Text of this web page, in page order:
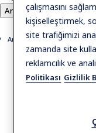
Ara
Ana Sayfa
çalışmasını
kişiselleştirmek,
site trafiğimizi
zamanda site
reklamcılık ve
Politikası Gizlilik